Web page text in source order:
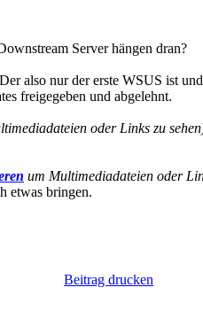
Server hängen dran?
also nur der erste WSUS ist
freigegeben und abgelehnt.
oder Links zu
um Multimediadateien oder
etwas bringen.
Beitrag drucken